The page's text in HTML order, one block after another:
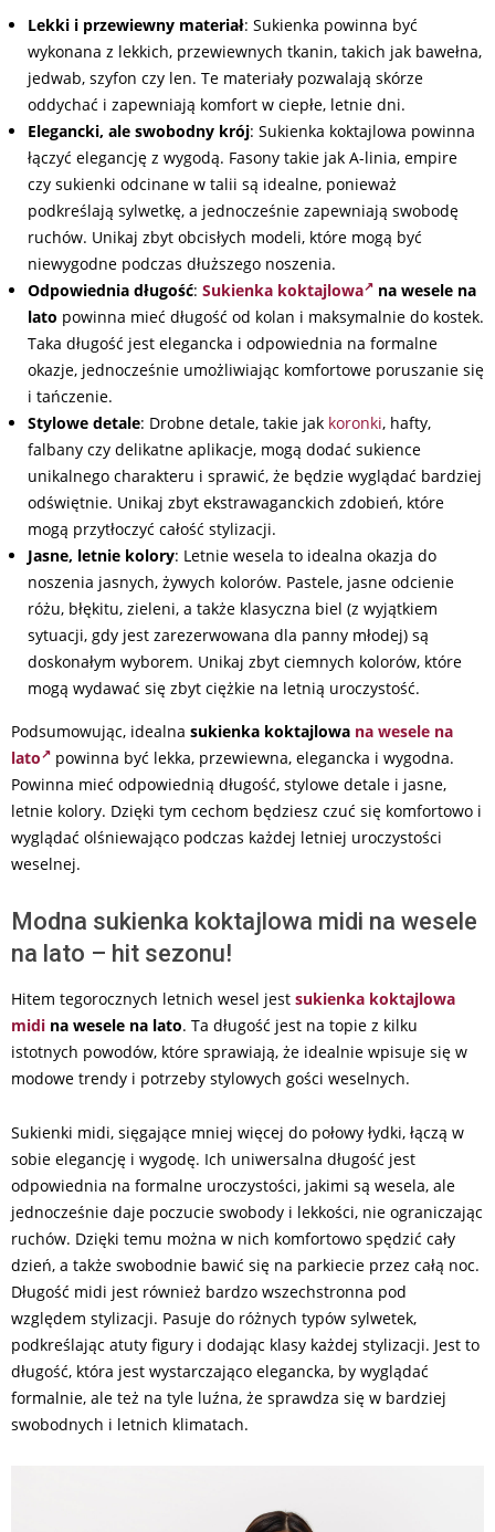
Lekki i przewiewny materiał: Sukienka powinna być
wykonana z lekkich, przewiewnych tkanin, takich jak bawełna,
jedwab, szyfon czy len. Te materiały pozwalają skórze
oddychać i zapewniają komfort w ciepłe, letnie dni.
Elegancki, ale swobodny krój: Sukienka koktajlowa powinna
łączyć elegancję z wygodą. Fasony takie jak A-linia, empire
czy sukienki odcinane w talii są idealne, ponieważ
podkreślają sylwetkę, a jednocześnie zapewniają swobodę
ruchów. Unikaj zbyt obcisłych modeli, które mogą być
niewygodne podczas dłuższego noszenia.
Odpowiednia długość: Sukienka koktajlowa
na wesele na
lato powinna mieć długość od kolan i maksymalnie do kostek.
Taka długość jest elegancka i odpowiednia na formalne
okazje, jednocześnie umożliwiając komfortowe poruszanie się
i tańczenie.
Stylowe detale: Drobne detale, takie jak koronki, hafty,
falbany czy delikatne aplikacje, mogą dodać sukience
unikalnego charakteru i sprawić, że będzie wyglądać bardziej
odświętnie. Unikaj zbyt ekstrawaganckich zdobień, które
mogą przytłoczyć całość stylizacji.
Jasne, letnie kolory: Letnie wesela to idealna okazja do
noszenia jasnych, żywych kolorów. Pastele, jasne odcienie
różu, błękitu, zieleni, a także klasyczna biel (z wyjątkiem
sytuacji, gdy jest zarezerwowana dla panny młodej) są
doskonałym wyborem. Unikaj zbyt ciemnych kolorów, które
mogą wydawać się zbyt ciężkie na letnią uroczystość.
Podsumowując, idealna sukienka koktajlowa na wesele na
lato
powinna być lekka, przewiewna, elegancka i wygodna.
Powinna mieć odpowiednią długość, stylowe detale i jasne,
letnie kolory. Dzięki tym cechom będziesz czuć się komfortowo i
wyglądać olśniewająco podczas każdej letniej uroczystości
weselnej.
Modna sukienka koktajlowa midi na wesele
na lato – hit sezonu!
Hitem tegorocznych letnich wesel jest sukienka koktajlowa
midi na wesele na lato. Ta długość jest na topie z kilku
istotnych powodów, które sprawiają, że idealnie wpisuje się w
modowe trendy i potrzeby stylowych gości weselnych.
Sukienki midi, sięgające mniej więcej do połowy łydki, łączą w
sobie elegancję i wygodę. Ich uniwersalna długość jest
odpowiednia na formalne uroczystości, jakimi są wesela, ale
jednocześnie daje poczucie swobody i lekkości, nie ograniczając
ruchów. Dzięki temu można w nich komfortowo spędzić cały
dzień, a także swobodnie bawić się na parkiecie przez całą noc.
Długość midi jest również bardzo wszechstronna pod
względem stylizacji. Pasuje do różnych typów sylwetek,
podkreślając atuty figury i dodając klasy każdej stylizacji. Jest to
długość, która jest wystarczająco elegancka, by wyglądać
formalnie, ale też na tyle luźna, że sprawdza się w bardziej
swobodnych i letnich klimatach.